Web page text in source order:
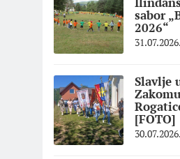
sabor
2026“
31.07.2026.
Slavlje
[FOTO]
30.07.2026.